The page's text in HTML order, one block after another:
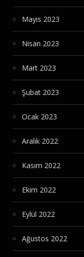
Mayıs 2023
Nisan 2023
Mart 2023
Şubat 2023
Ocak 2023
Aralık 2022
Kasım 2022
Ekim 2022
Eylül 2022
Ağustos 2022